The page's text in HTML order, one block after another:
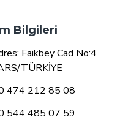
Bilgileri
Faikbey Cad No:4
TÜRKİYE
474 212 85 08
544 485 07 59